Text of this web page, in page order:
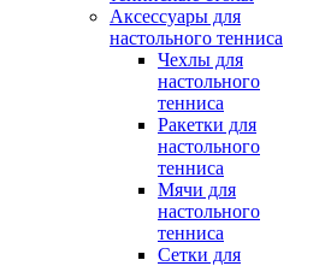
Аксессуары для
настольного тенниса
Чехлы для
настольного
тенниса
Ракетки для
настольного
тенниса
Мячи для
настольного
тенниса
Сетки для